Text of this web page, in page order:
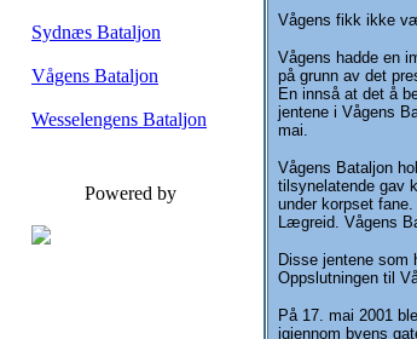
Sydnæs Bataljon
Vågens Bataljon
Wesselengens Bataljon
Powered by
Vågens fikk ikke
Vågens hadde en
på grunn av det
En innså at det å
jentene i Vågens
mai.
Vågens Bataljon
tilsynelatende gav
under korpset
Lægreid. Vågens
Disse jentene som
Oppslutningen til
På 17. mai 2001
igjennom byens